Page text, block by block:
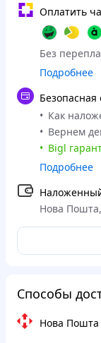
Оплатить
Без
Подробнее
Безопасная
Как
Вернем
Bigl
Подробнее
Нова
Способы
Нова Пошта